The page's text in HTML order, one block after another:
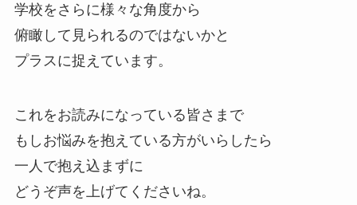
学校をさらに様々な角度から
俯瞰して見られるのではないかと
プラスに捉えています。
これをお読みになっている皆さまで
もしお悩みを抱えている方がいらしたら
一人で抱え込まずに
どうぞ声を上げてくださいね。